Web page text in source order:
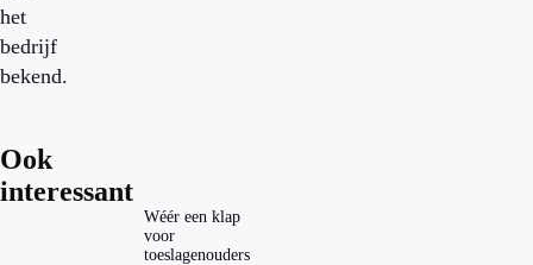
het
bedrijf
bekend.
Ook
interessant
Wéér een klap
voor
toeslagenouders